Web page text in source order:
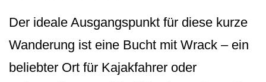
Der ideale Ausgangspunkt für diese kurze
Wanderung ist eine Bucht mit Wrack – ein
beliebter Ort für Kajakfahrer oder